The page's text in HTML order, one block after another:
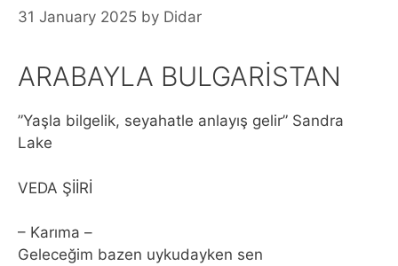
31 January 2025 by Didar
ARABAYLA BULGARİSTAN
”Yaşla bilgelik, seyahatle anlayış gelir” Sandra
Lake
VEDA ŞİİRİ
– Karıma –
Geleceğim bazen uykudayken sen